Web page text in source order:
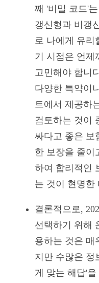
째 '비밀 코드'
갱신형과 비갱
로 나에게 유리
기 시점은 언제
고민해야 합니
다양한 특약이
트에서 제공하
검토하는 것이
싸다고 좋은 보
한 보장을 줄이
하여 합리적인
는 것이 현명한
결론적으로,
선택하기 위해
용하는 것은 매
지만 수많은 정
게 맞는 해답'